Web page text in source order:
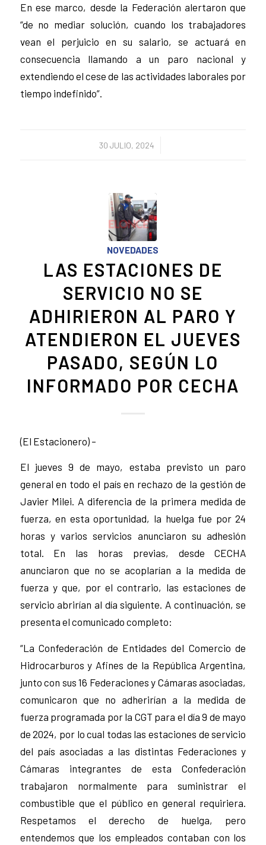
En ese marco, desde la Federación alertaron que
“de no mediar solución, cuando los trabajadores
vean el perjuicio en su salario, se actuará en
consecuencia llamando a un paro nacional y
extendiendo el cese de las actividades laborales por
tiempo indefinido”.
30 JULIO, 2024
/
NOVEDADES
LAS ESTACIONES DE
SERVICIO NO SE
ADHIRIERON AL PARO Y
ATENDIERON EL JUEVES
PASADO, SEGÚN LO
INFORMADO POR CECHA
(El Estacionero) –
El jueves 9 de mayo, estaba previsto un paro
general en todo el país en rechazo de la gestión de
Javier Milei. A diferencia de la primera medida de
fuerza, en esta oportunidad, la huelga fue por 24
horas y varios servicios anunciaron su adhesión
total. En las horas previas, desde CECHA
anunciaron que no se acoplarían a la medida de
fuerza y que, por el contrario, las estaciones de
servicio abrirían al día siguiente. A continuación, se
presenta el comunicado completo:
“La Confederación de Entidades del Comercio de
Hidrocarburos y Afines de la República Argentina,
junto con sus 16 Federaciones y Cámaras asociadas,
comunicaron que no adherirían a la medida de
fuerza programada por la CGT para el día 9 de mayo
de 2024, por lo cual todas las estaciones de servicio
del país asociadas a las distintas Federaciones y
Cámaras integrantes de esta Confederación
trabajaron normalmente para suministrar el
combustible que el público en general requiriera.
Respetamos el derecho de huelga, pero
entendemos que los empleados contaban con los